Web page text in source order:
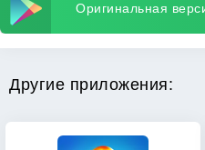
Оригинальная
Другие приложения: